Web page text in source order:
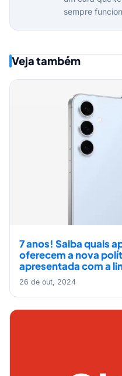
sempre
Veja também
7 anos! Saiba quais
oferecem a nova
apresentada com a
26 de out, 2024